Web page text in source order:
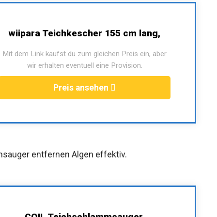
wiipara Teichkescher 155 cm lang,
Mit dem Link kaufst du zum gleichen Preis ein, aber
wir erhalten eventuell eine Provision.
Preis ansehen
entfernen Algen effektiv.